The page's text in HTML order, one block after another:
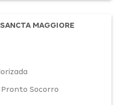
MAGGIORE
Socorro